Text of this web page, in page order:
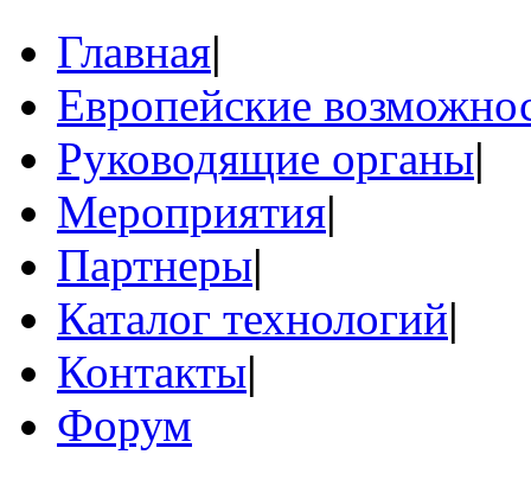
Главная|
Европейские
Руководящие органы|
Мероприятия|
Партнеры|
Каталог технологий|
Контакты|
Форум